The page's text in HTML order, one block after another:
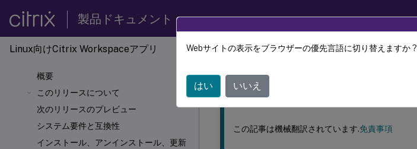
製品ドキュメント
Linux向けCitrix Workspaceアプリ
概要
このリリースについて
次のリリースのプレビュー
システム要件と互換性
インストール、アンインストール、更新
このコンテンツは動的に機械翻訳されています。
Linux向けCitrix Workspace
この記事は機械翻訳されています.免責事項
Webサイトの表示をブラウザーの優先言語に切り替えますか ?
はい いいえ